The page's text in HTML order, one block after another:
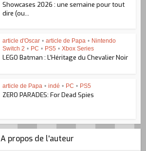
Showcases 2026 : une semaine pour tout
dire (ou...
article d'Oscar • article de Papa • Nintendo
Switch 2 • PC • PS5 • Xbox Series
LEGO Batman : L’Héritage du Chevalier Noir
article de Papa • indé • PC • PS5
ZERO PARADES: For Dead Spies
A propos de l'auteur